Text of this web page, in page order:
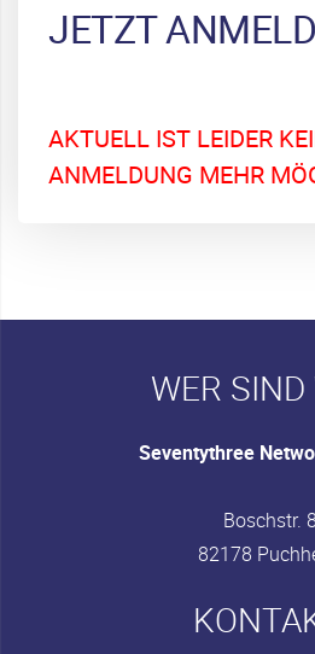
JETZT
AKTUELL IST LEIDER
ANMELDUNG MEHR
WER SIND
Seventythree
Boschstr. 8
82178